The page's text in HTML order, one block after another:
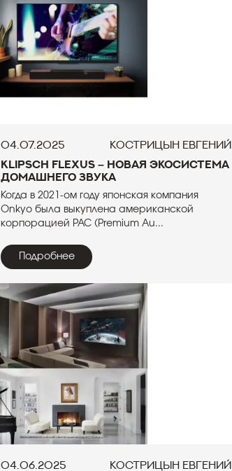
04.07.2025
Кострицын Евгений
Klipsch Flexus – новая экосистема
домашнего звука
Когда в 2021-ом году японская компания
Onkyo была выкуплена американской
корпорацией PAC (Premium Au...
Подробнее
04.06.2025
Кострицын Евгений